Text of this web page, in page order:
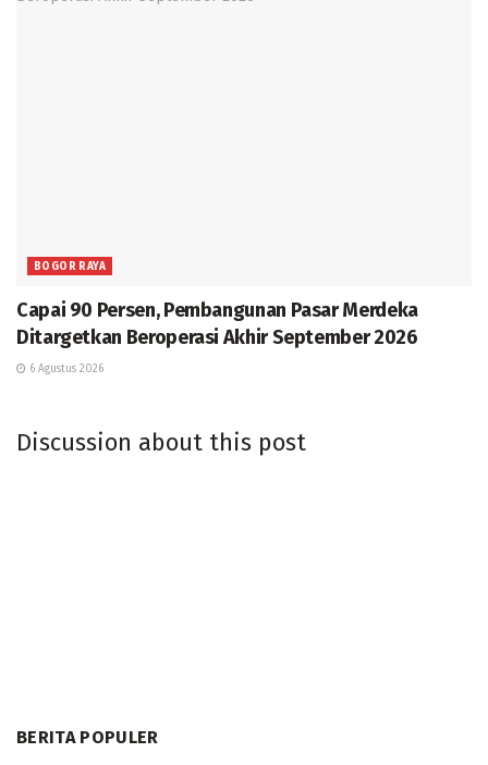
BOGOR RAYA
Capai 90 Persen, Pembangunan Pasar Merdeka
Ditargetkan Beroperasi Akhir September 2026
6 Agustus 2026
Discussion about this post
BERITA POPULER